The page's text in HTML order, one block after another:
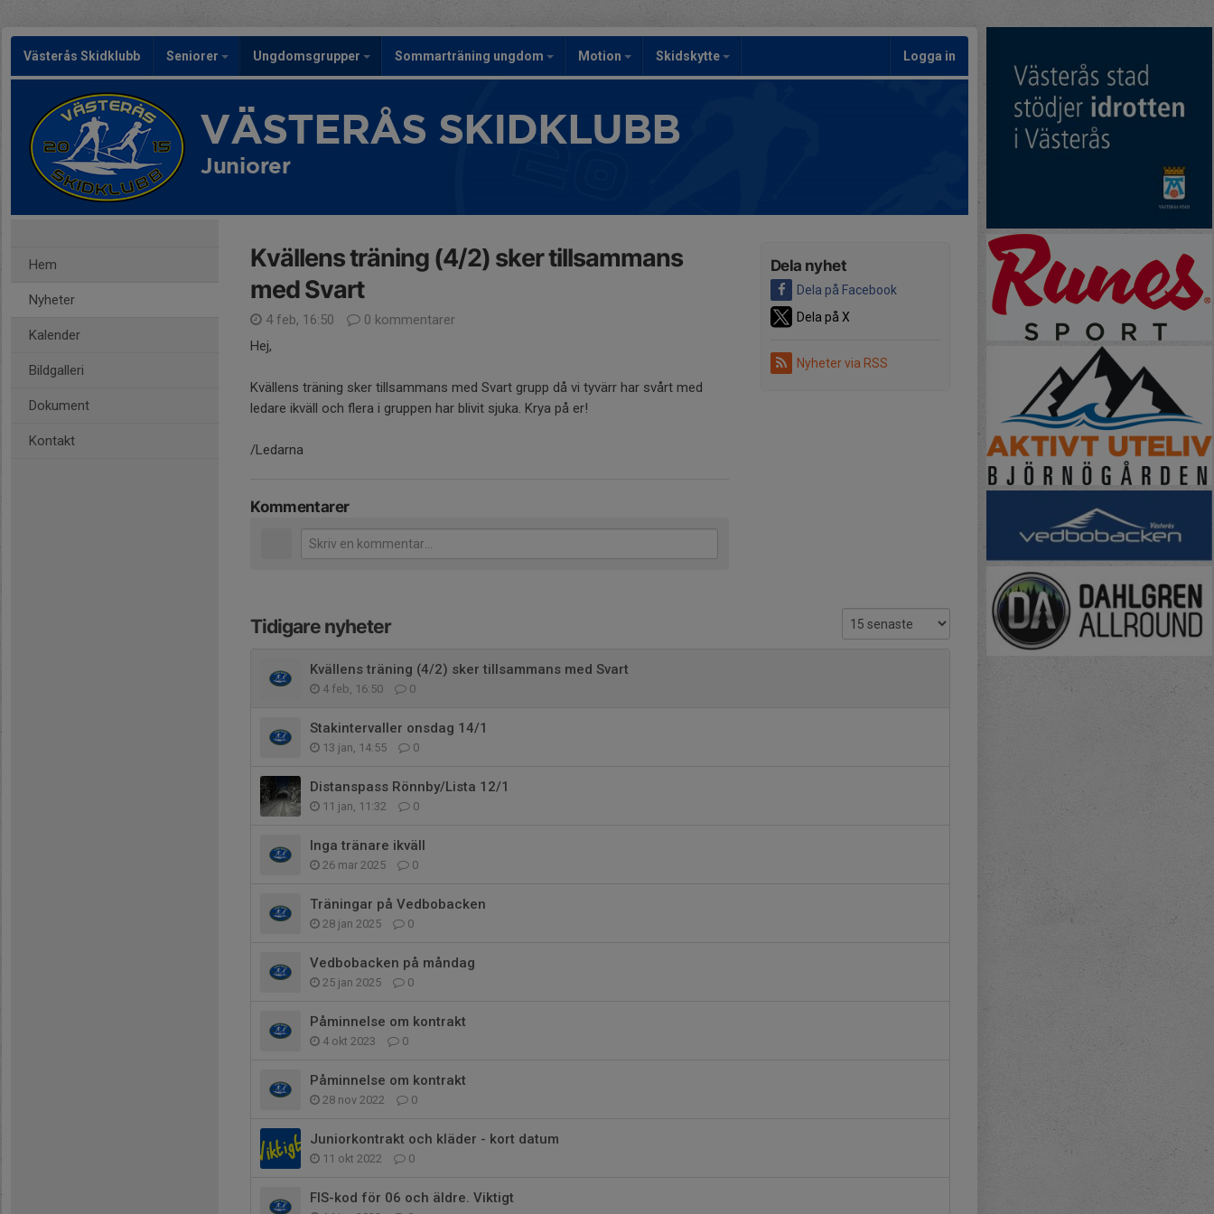
Västerås Skidklubb Seniorer Ungdomsgrupper Sommarträning ungdom Motion Skidskytte Logga in
VÄSTERÅS SKIDKLUBB
Juniorer
Hem
Nyheter
Kalender
Bildgalleri
Dokument
Kontakt
Dela nyhet
Dela på Facebook
Dela på X
Nyheter via RSS
Kvällens träning (4/2) sker tillsammans
med Svart
4 feb, 16:50
0 kommentarer
Hej,
Kvällens träning sker tillsammans med Svart grupp då vi tyvärr har svårt med
ledare ikväll och flera i gruppen har blivit sjuka. Krya på er!
/Ledarna
Kommentarer
Tidigare nyheter
Kvällens träning (4/2) sker tillsammans med Svart
4 feb, 16:50 0
Stakintervaller onsdag 14/1
13 jan, 14:55 0
Distanspass Rönnby/Lista 12/1
11 jan, 11:32 0
Inga tränare ikväll
26 mar 2025 0
Träningar på Vedbobacken
28 jan 2025 0
Vedbobacken på måndag
25 jan 2025 0
Påminnelse om kontrakt
4 okt 2023 0
Påminnelse om kontrakt
28 nov 2022 0
Juniorkontrakt och kläder - kort datum
11 okt 2022 0
FIS-kod för 06 och äldre. Viktigt